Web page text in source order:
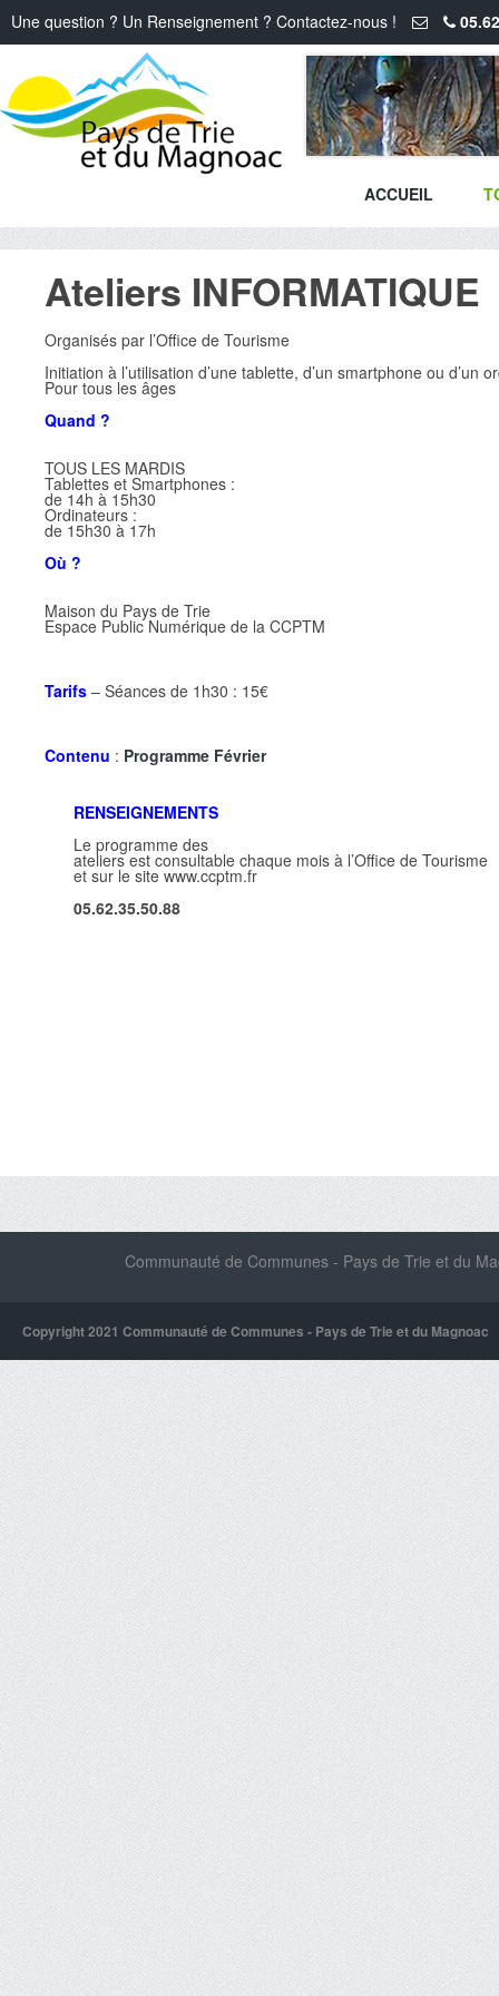
Une question ? Un Renseignement ? Contactez-nous !
ACCUEIL
Ateliers INFORMATIQUE
Organisés par l’Office de Tourisme
Initiation à l’utilisation d’une tablette, d’un smartphone ou d’un
Pour tous les âges
Quand ?
TOUS LES MARDIS
Tablettes et Smartphones :
de 14h à 15h30
Ordinateurs :
de 15h30 à 17h
Où ?
Maison du Pays de Trie
Espace Public Numérique de la CCPTM
Tarifs – Séances de 1h30 : 15€
Contenu : Programme Février
RENSEIGNEMENTS
Le programme des
ateliers est consultable chaque mois à l’Office de Tourisme
et sur le site www.ccptm.fr
05.62.35.50.88
Communauté de Communes - Pays de Trie et du
Copyright 2021 Communauté de Communes - Pays de Trie et du Magnoac